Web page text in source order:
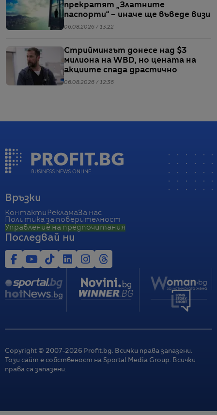
прекратят „Златните
паспорти“ – иначе ще въведе визи
06.08.2026 / 13:22
Стриймингът донесе над $3
милиона на WBD, но цената на
акциите спада драстично
06.08.2026 / 12:36
Връзки
Контакти РекламаЗа нас
Политика за поверителност
Управление на предпочитания
Последвай ни
Copyright © 2007-2026 Profit.bg. Всички права запазени.
Този сайт е собственост на Sportal Media Group. Всички
права са запазени.